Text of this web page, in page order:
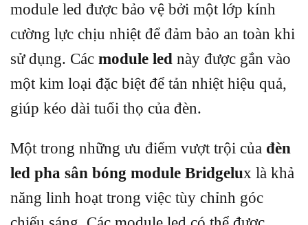
module led được bảo vệ bởi một lớp kính
cường lực chịu nhiệt để đảm bảo an toàn khi
sử dụng. Các module led này được gắn vào
một kim loại đặc biệt để tản nhiệt hiệu quả,
giúp kéo dài tuổi thọ của đèn.
Một trong những ưu điểm vượt trội của đèn
led pha sân bóng module Bridgelux là khả
năng linh hoạt trong việc tùy chỉnh góc